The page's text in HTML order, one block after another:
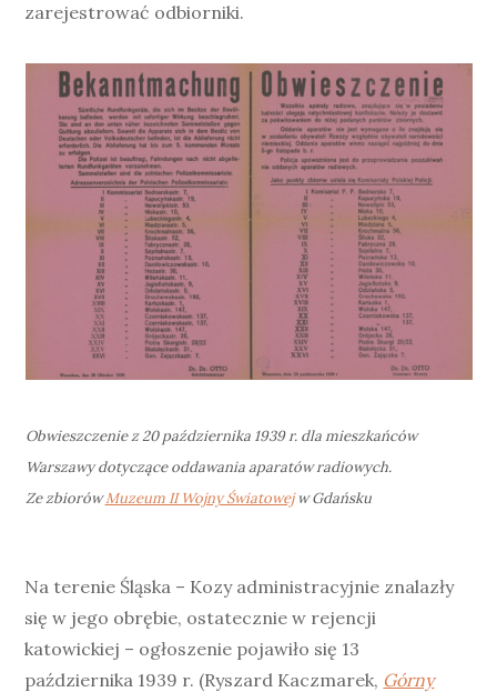
zarejestrować odbiorniki.
Obwieszczenie z 20 października 1939 r. dla mieszkańców
Warszawy dotyczące oddawania aparatów radiowych.
Ze zbiorówMuzeum II Wojny Światowejw Gdańsku
Na terenie Śląska – Kozy administracyjnie znalazły
się w jego obrębie, ostatecznie w rejencji
katowickiej – ogłoszenie pojawiło się 13
października 1939 r. (Ryszard Kaczmarek, Górny